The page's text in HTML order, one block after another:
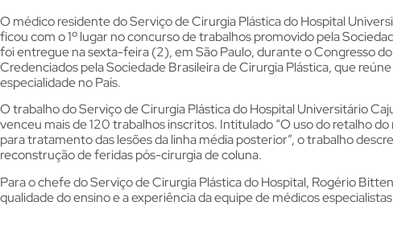
O médico residente do Serviço de Cirurgia Plástica do Hospital
ficou com o 1º lugar no concurso de trabalhos promovido pela
foi entregue na sexta-feira (2), em São Paulo, durante o Congresso
Credenciados pela Sociedade Brasileira de Cirurgia Plástica, que
especialidade no País.
O trabalho do Serviço de Cirurgia Plástica do Hospital Universitário
venceu mais de 120 trabalhos inscritos. Intitulado “O uso do retalho
para tratamento das lesões da linha média posterior”, o trabalho
reconstrução de feridas pós-cirurgia de coluna.
Para o chefe do Serviço de Cirurgia Plástica do Hospital, Rogério
qualidade do ensino e a experiência da equipe de médicos